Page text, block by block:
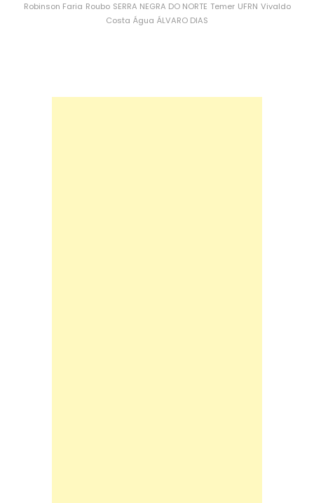
Robinson Faria Roubo SERRA NEGRA DO NORTE Temer UFRN Vivaldo
Costa Água ÁLVARO DIAS